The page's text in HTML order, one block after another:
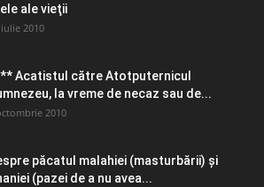
ale vieţii
2010
Acatistul către Atotputernicul
la vreme de necaz sau de...
2010
păcatul malahiei (masturbării) şi
(pazei de a nu avea...